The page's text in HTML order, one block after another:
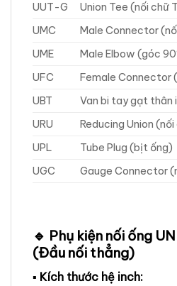
UUT-G
Union Tee (nối chữ
UMC
Male Connector
UME
Male Elbow (góc
UFC
Female Connector
UBT
Van bi tay gạt thân
URU
Reducing Union
UPL
Tube Plug (bịt ống)
UGC
Gauge Connector
🔹 Phụ kiện nối ống
(Đầu nối thẳng)
▪ Kích thước hệ inch: